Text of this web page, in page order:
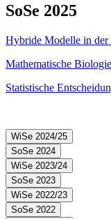
SoSe 2025
Hybride Modelle in
Mathematische Biologie
Statistische
WiSe 2024/25
WiSe 2024/25
WiSe 2024/25:
SoSe 2024
SoSe 2024
Analysis II(V)
WiSe 2023/24
WiSe 2023/24
SoSe 2023
SoSe 2023
WiSe 2022/23
SoSe 2022